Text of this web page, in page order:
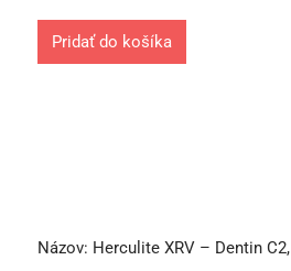
Pridať do košíka
Názov: Herculite XRV – Dentin C2,